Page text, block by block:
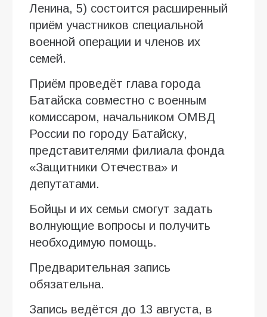
Ленина, 5) состоится расширенный
приём участников специальной
военной операции и членов их
семей.
Приём проведёт глава города
Батайска совместно с военным
комиссаром, начальником ОМВД
России по городу Батайску,
представителями филиала фонда
«Защитники Отечества» и
депутатами.
Бойцы и их семьи смогут задать
волнующие вопросы и получить
необходимую помощь.
Предварительная запись
обязательна.
Запись ведётся до 13 августа, в